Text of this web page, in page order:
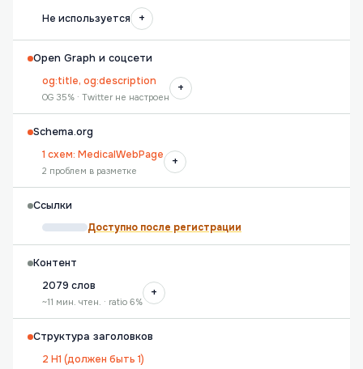
Не используется
+
Open Graph и соцсети
og:title, og:description
OG 35% · Twitter не настроен
+
Schema.org
1 схем: MedicalWebPage
2 проблем в разметке
+
Ссылки
Доступно после регистрации
Контент
2079 слов
~11 мин. чтен. · ratio 6%
+
Структура заголовков
2 H1 (должен быть 1)